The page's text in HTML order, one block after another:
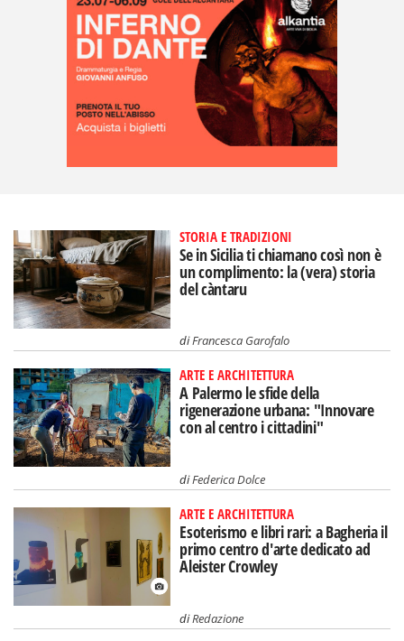
STORIA E TRADIZIONI
Se in Sicilia ti chiamano così non è
un complimento: la (vera) storia
del càntaru
diFrancesca Garofalo
ARTE E ARCHITETTURA
A Palermo le sfide della
rigenerazione urbana: "Innovare
con al centro i cittadini"
diFederica Dolce
ARTE E ARCHITETTURA
Esoterismo e libri rari: a Bagheria il
primo centro d'arte dedicato ad
Aleister Crowley
diRedazione